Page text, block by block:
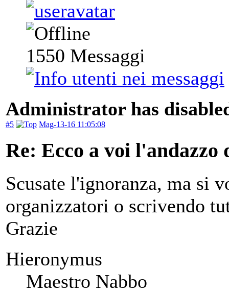
1550 Messaggi
Administrator has
#5 Mag-13-16 11:05:08
Re: Ecco a voi l'andazzo
Scusate l'ignoranza, ma si
organizzatori o scrivendo
Grazie
Hieronymus
Maestro Nabbo